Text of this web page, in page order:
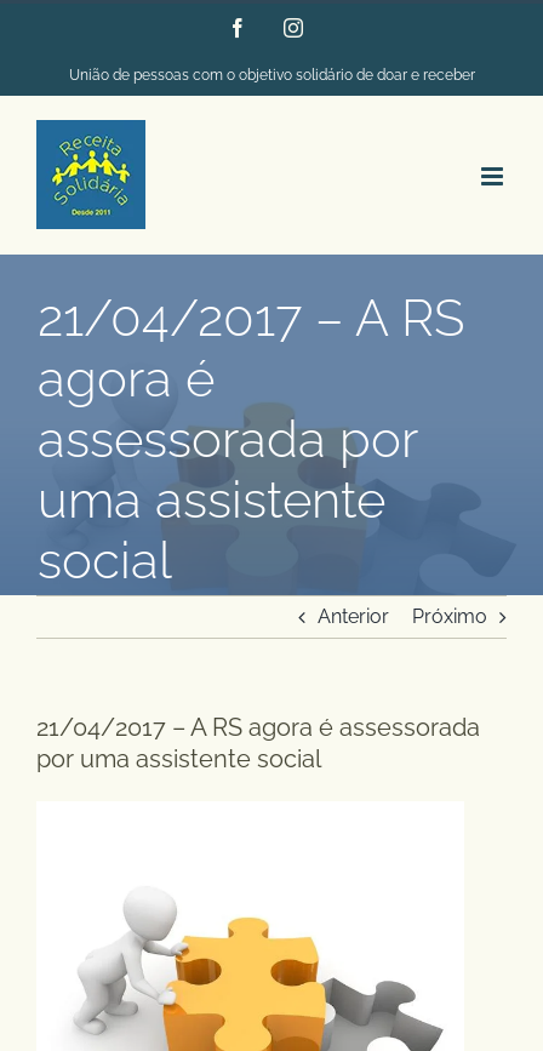
o
conteúdo
FacebookInstagram
União de pessoas com o objetivo solidário de doar e receber
21/04/2017 – A RS
agora é
assessorada por
uma assistente
social
Anterior Próximo
21/04/2017 – A RS agora é assessorada
por uma assistente social